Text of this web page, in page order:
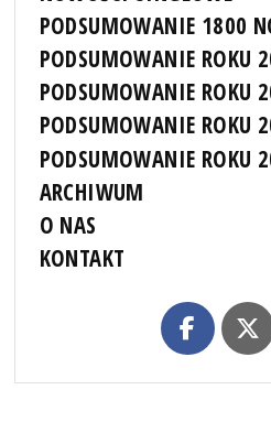
PODSUMOWANIE 1800
PODSUMOWANIE ROKU
PODSUMOWANIE ROKU
PODSUMOWANIE ROKU
PODSUMOWANIE ROKU
ARCHIWUM
O NAS
KONTAKT